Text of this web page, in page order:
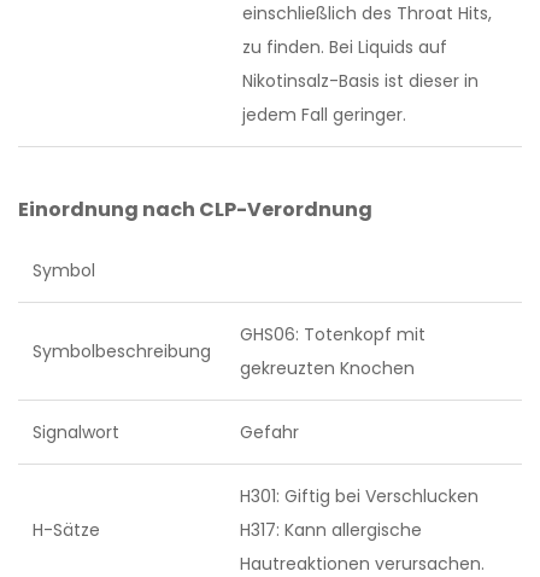
einschließlich des Throat Hits,
zu finden. Bei Liquids auf
Nikotinsalz-Basis ist dieser in
jedem Fall geringer.
Einordnung nach CLP-Verordnung
Symbol
Symbolbeschreibung
GHS06: Totenkopf mit
gekreuzten Knochen
Signalwort Gefahr
H-Sätze
H301: Giftig bei Verschlucken
H317: Kann allergische
Hautreaktionen verursachen.